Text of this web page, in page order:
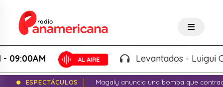
Levantados - Luigui
ESPECTÁCULOS
Magaly anuncia una bomba que